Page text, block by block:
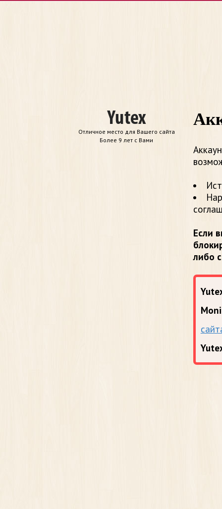
Отличное место для Вашего сайта
Более 9 лет с Вами
Если
либо